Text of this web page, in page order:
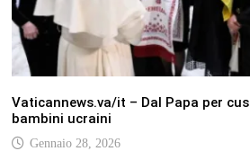
Vaticannews.va/it – Dal Papa per
bambini ucraini
Gennaio 28, 2026